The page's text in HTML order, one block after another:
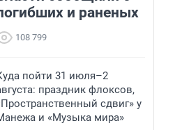
проект КРТ»
профессионального конкурса
организация 2025 года»
лучший проект комплексного
и раненых
108 799
пойти 31 июля–2
праздник флоксов,
сдвиг» у
и «Музыка мира»